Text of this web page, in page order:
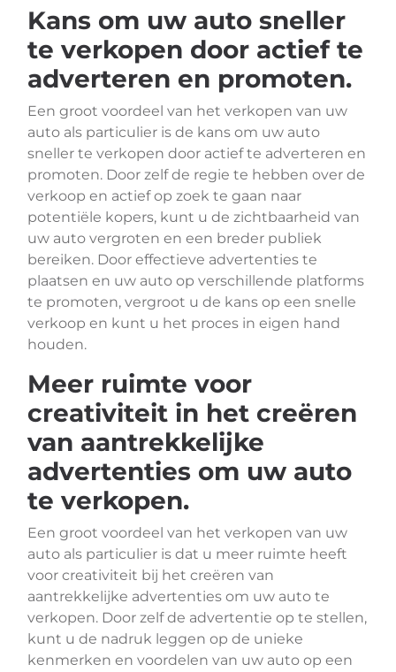
Kans om uw auto sneller
te verkopen door actief te
adverteren en promoten.
Een groot voordeel van het verkopen van uw
auto als particulier is de kans om uw auto
sneller te verkopen door actief te adverteren en
promoten. Door zelf de regie te hebben over de
verkoop en actief op zoek te gaan naar
potentiële kopers, kunt u de zichtbaarheid van
uw auto vergroten en een breder publiek
bereiken. Door effectieve advertenties te
plaatsen en uw auto op verschillende platforms
te promoten, vergroot u de kans op een snelle
verkoop en kunt u het proces in eigen hand
houden.
Meer ruimte voor
creativiteit in het creëren
van aantrekkelijke
advertenties om uw auto
te verkopen.
Een groot voordeel van het verkopen van uw
auto als particulier is dat u meer ruimte heeft
voor creativiteit bij het creëren van
aantrekkelijke advertenties om uw auto te
verkopen. Door zelf de advertentie op te stellen,
kunt u de nadruk leggen op de unieke
kenmerken en voordelen van uw auto op een